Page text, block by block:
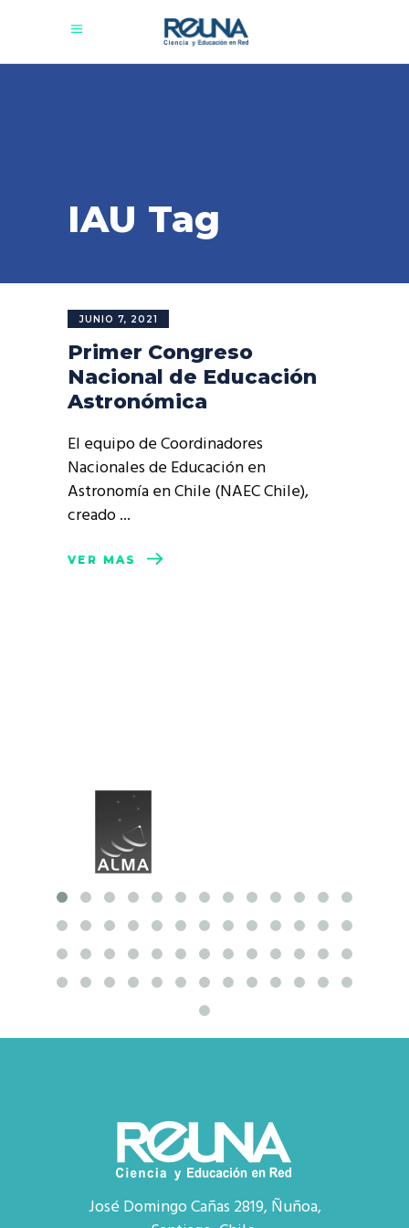
IAU Tag
JUNIO 7, 2021
Primer Congreso
Nacional de Educación
Astronómica
El equipo de Coordinadores
Nacionales de Educación en
Astronomía en Chile (NAEC Chile),
creado
VER MÁS
José Domingo Cañas 2819, Ñuñoa,